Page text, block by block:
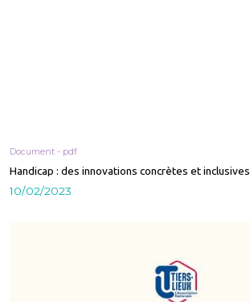
Document - pdf
Handicap : des innovations concrètes et inclusives
10/02/2023